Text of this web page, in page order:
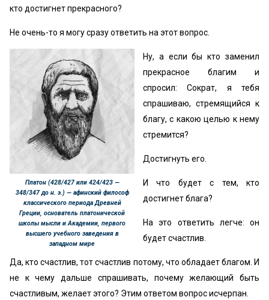
кто достигнет прекрасного?
Не очень-то я могу сразу ответить на этот вопрос.
Платон (428/427 или 424/423 —
348/347 до н. э.) — афинский философ
классического периода Древней
Греции, основатель платонической
школы мысли и Академии, первого
высшего учебного заведения в
западном мире
Ну, а если бы кто заменил
прекрасное благим и
спросил: Сократ, я тебя
спрашиваю, стремящийся к
благу, с какою целью к нему
стремится?
Достигнуть его.
И что будет с тем, кто
достигнет блага?
На это ответить легче: он
будет счастлив.
Да, кто счастлив, тот счастлив потому, что обладает благом. И
не к чему дальше спрашивать, почему желающий быть
счастливым, желает этого? Этим ответом вопрос исчерпан.